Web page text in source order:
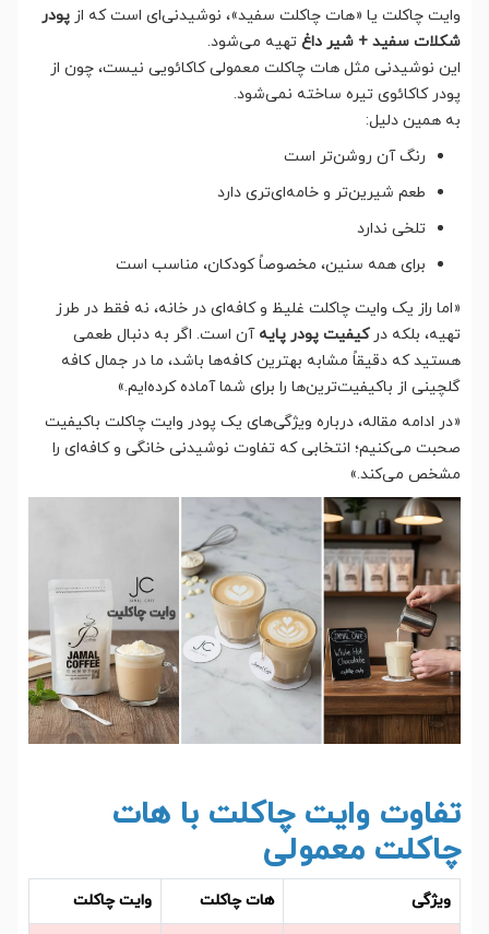
وایت چاکلت یا «هات چاکلت سفید»، نوشیدنی‌ای است که از پودر
شکلات سفید + شیر داغ تهیه می‌شود.
این نوشیدنی مثل هات چاکلت معمولی کاکائویی نیست، چون از
پودر کاکائوی تیره ساخته نمی‌شود.
به همین دلیل:
رنگ آن روشن‌تر است
طعم شیرین‌تر و خامه‌ای‌تری دارد
تلخی ندارد
برای همه سنین، مخصوصاً کودکان، مناسب است
«اما راز یک وایت چاکلت غلیظ و کافه‌ای در خانه، نه فقط در طرز
تهیه، بلکه درکیفیت پودر پایه آن است. اگر به دنبال طعمی
هستید که دقیقاً مشابه بهترین کافه‌ها باشد، ما در جمال کافه
گلچینی از باکیفیت‌ترین‌ها را برای شما آماده کرده‌ایم.»
«در ادامه مقاله، درباره ویژگی‌های یک پودر وایت چاکلت باکیفیت
صحبت می‌کنیم؛ انتخابی که تفاوت نوشیدنی خانگی و کافه‌ای را
مشخص می‌کند.»
تفاوت وایت چاکلت با هات
چاکلت معمولی
ویژگی هات چاکلت وایت چاکلت